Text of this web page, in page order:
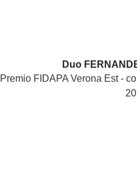
Duo
Premio FIDAPA Verona Est -